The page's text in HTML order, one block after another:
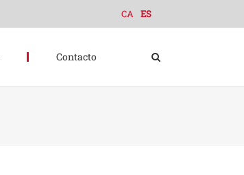
CA ES
Contacto